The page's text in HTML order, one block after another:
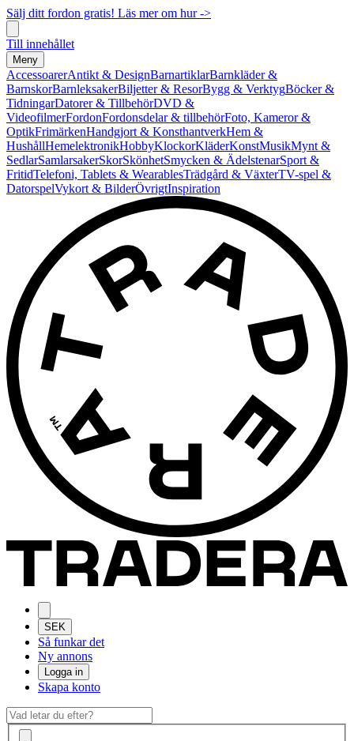
Sälj ditt fordon gratis! Läs mer om hur ->
Till innehållet
Meny
AccessoarerAntikt & DesignBarnartiklarBarnkläder &
BarnskorBarnleksakerBiljetter & ResorBygg & VerktygBöcker &
TidningarDatorer & TillbehörDVD &
VideofilmerFordonFordonsdelar & tillbehörFoto, Kameror &
OptikFrimärkenHandgjort & KonsthantverkHem &
HushållHemelektronikHobbyKlockorKläderKonstMusikMynt &
SedlarSamlarsakerSkorSkönhetSmycken & ÄdelstenarSport &
FritidTelefoni, Tablets & WearablesTrädgård & VäxterTV-spel &
DatorspelVykort & BilderÖvrigtInspiration
SEK
Så funkar det
Ny annons
Logga in
Skapa konto